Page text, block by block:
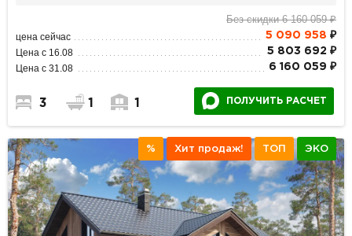
Без скидки 6 160 059 ₽
цена сейчас 5 090 958 ₽
Цена с 16.08 5 803 692 ₽
Цена с 31.08 6 160 059 ₽
3 1 1 ПОЛУЧИТЬ РАСЧЕТ
% Хит продаж! ТОП ЭКО